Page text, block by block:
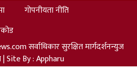
गोपनीयता नीति
सर्वाधिकार सुरक्षित मार्गदर्शनन्युज
Site By :Appharu